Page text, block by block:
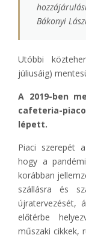
Bákonyi
Utóbbi
júliusáig)
A 2019-ben
cafeteria-
lépett.
Piaci szerepét
hogy a
korábban
szállásra és
újratervezését,
előtérbe
műszaki cikkek,